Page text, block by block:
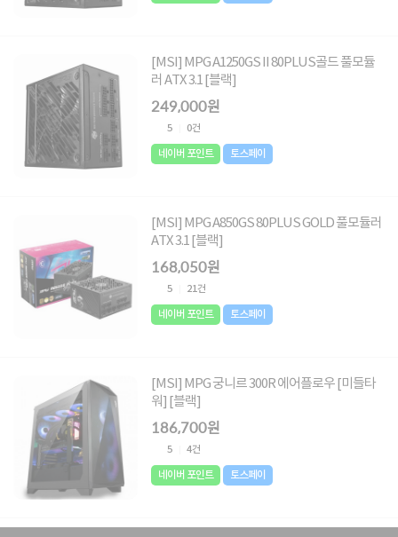
[MSI] MPG A1250GS II 80PLUS골드 풀모듈
러 ATX 3.1 [블랙]
249,000원
5 0건
네이버 포인트 토스페이
[MSI] MPG A850GS 80PLUS GOLD 풀모듈러
ATX 3.1 [블랙]
168,050원
5 21건
네이버 포인트 토스페이
[MSI] MPG 궁니르 300R 에어플로우 [미들타
워] [블랙]
186,700원
5 4건
네이버 포인트 토스페이